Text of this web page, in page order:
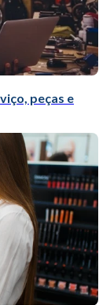
peças e